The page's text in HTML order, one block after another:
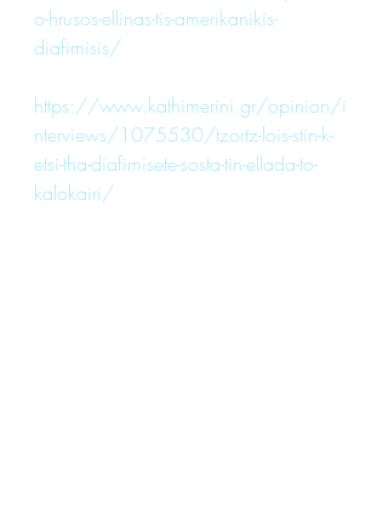
o-hrusos-ellinas-tis-amerikanikis-
diafimisis/
https://www.kathimerini.gr/opinion/i
nterviews/1075530/tzortz-lois-stin-k-
etsi-tha-diafimisete-sosta-tin-ellada-to-
kalokairi/